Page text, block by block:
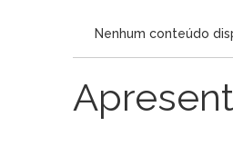
Nenhum conteúdo